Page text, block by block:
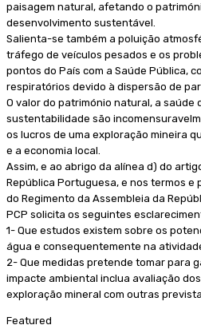
paisagem natural, afetando o
desenvolvimento sustentável.
Salienta-se também a poluição
tráfego de veículos pesados e os
pontos do País com a Saúde Pública,
respiratórios devido à dispersão de
O valor do património natural, a saúde
sustentabilidade são
os lucros de uma exploração mineira
e a economia local.
Assim, e ao abrigo da alínea d) do
República Portuguesa, e nos termos e
do Regimento da Assembleia da
PCP solicita os seguintes
1- Que estudos existem sobre os
água e consequentemente na
2- Que medidas pretende tomar para
impacte ambiental inclua avaliação
exploração mineral com outras
Featured